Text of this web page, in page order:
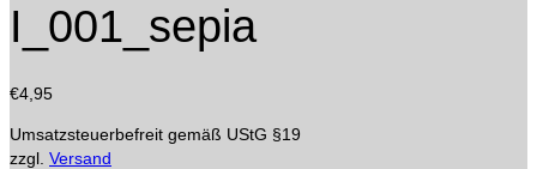
I_001_sepia
€4,95
Umsatzsteuerbefreit gemäß UStG §19
zzgl. Versand